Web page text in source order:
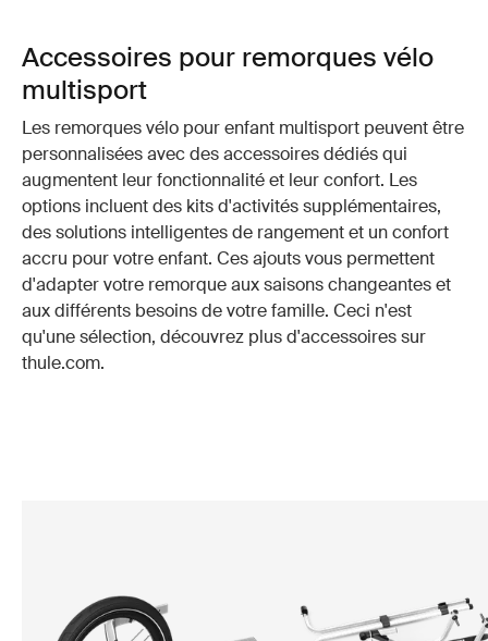
Accessoires pour remorques vélo
multisport
Les remorques vélo pour enfant multisport peuvent être
personnalisées avec des accessoires dédiés qui
augmentent leur fonctionnalité et leur confort. Les
options incluent des kits d'activités supplémentaires,
des solutions intelligentes de rangement et un confort
accru pour votre enfant. Ces ajouts vous permettent
d'adapter votre remorque aux saisons changeantes et
aux différents besoins de votre famille. Ceci n'est
qu'une sélection, découvrez plus d'accessoires sur
thule.com.